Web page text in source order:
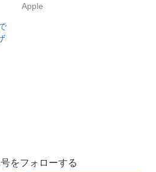
Apple
をフォローする